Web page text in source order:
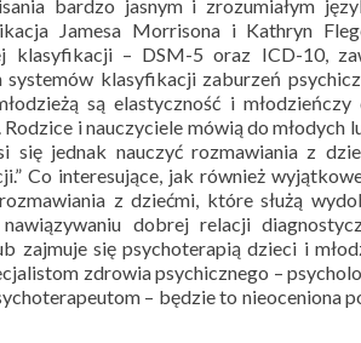
bardzo jasnym i zrozumiałym
Jamesa Morrisona i Kathryn
klasyfikacji – DSM-5 oraz ICD-10,
klasyfikacji zaburzeń
są elastyczność i młodzieńczy
i nauczyciele mówią do młodych
się jednak nauczyć rozmawiania z
Co interesujące, jak również
z dziećmi, które służą
dobrej relacji
zajmuje się psychoterapią dzieci i
zdrowia psychicznego –
– będzie to nieoceniona